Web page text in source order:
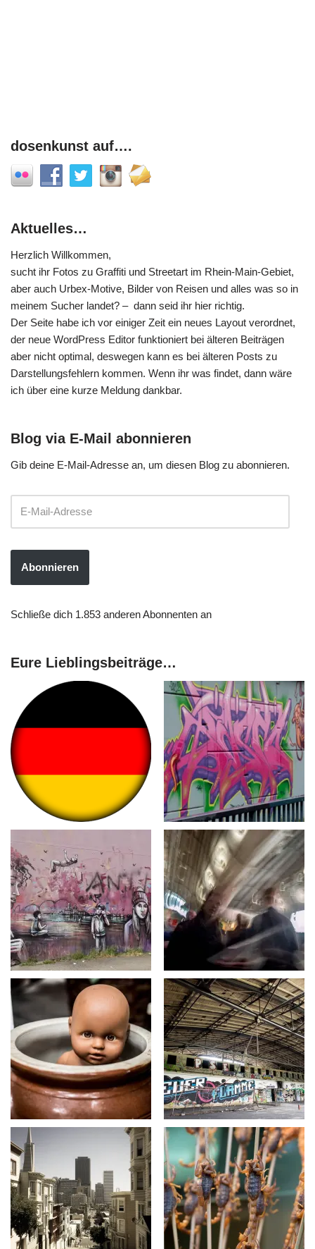
dosenkunst auf….
Aktuelles…
Herzlich Willkommen,
sucht ihr Fotos zu Graffiti und Streetart im Rhein-Main-Gebiet,
aber auch Urbex-Motive, Bilder von Reisen und alles was so in
meinem Sucher landet? – dann seid ihr hier richtig.
Der Seite habe ich vor einiger Zeit ein neues Layout verordnet,
der neue WordPress Editor funktioniert bei älteren Beiträgen
aber nicht optimal, deswegen kann es bei älteren Posts zu
Darstellungsfehlern kommen. Wenn ihr was findet, dann wäre
ich über eine kurze Meldung dankbar.
Blog via E-Mail abonnieren
Gib deine E-Mail-Adresse an, um diesen Blog zu abonnieren.
Abonnieren
Schließe dich 1.853 anderen Abonnenten an
Eure Lieblingsbeiträge…